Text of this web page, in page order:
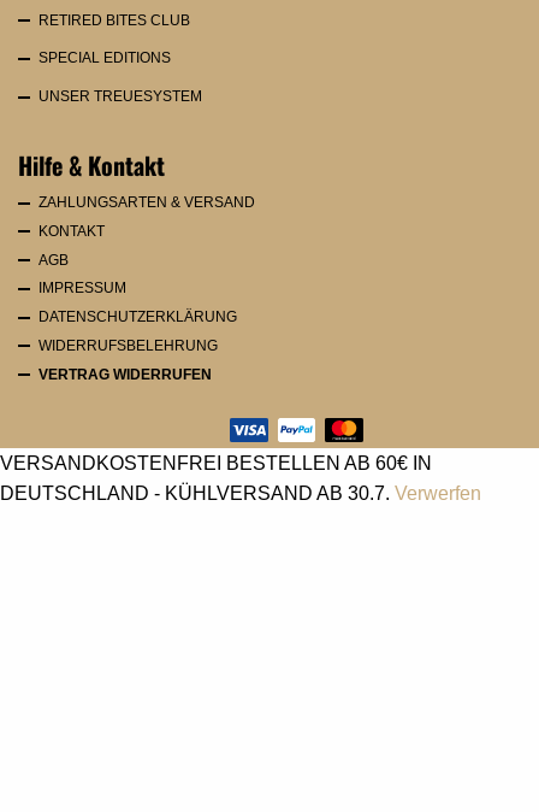
RETIRED BITES CLUB
SPECIAL EDITIONS
UNSER TREUESYSTEM
Hilfe & Kontakt
ZAHLUNGSARTEN & VERSAND
KONTAKT
AGB
IMPRESSUM
DATENSCHUTZERKLÄRUNG
WIDERRUFSBELEHRUNG
VERTRAG WIDERRUFEN
VERSANDKOSTENFREI BESTELLEN AB 60€ IN
DEUTSCHLAND - KÜHLVERSAND AB 30.7. Verwerfen